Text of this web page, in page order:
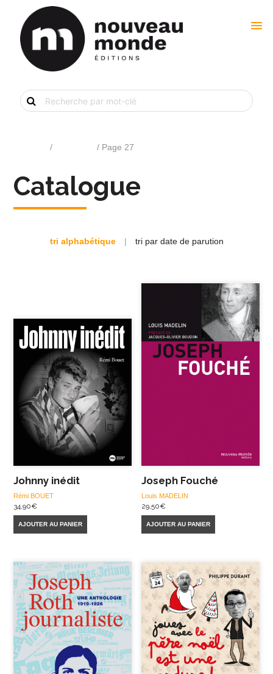
menu
Recherche
de
livre
/ / Page 27
Catalogue
tri alphabétique | tri par date de parution
Johnny inédit
Rémi BOUET
34,90€
AJOUTER AU PANIER
Joseph Fouché
Louis MADELIN
29,50€
AJOUTER AU PANIER